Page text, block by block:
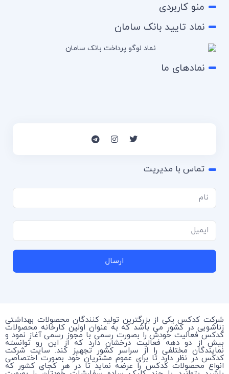
منو کاربردی
نماد تایید بانک سامان
نمادهای ما
تماس با مدیریت
ارسال
شرکت کدکس یکی از بزرگترین تولید کنندگان محصولات بهداشتی
زناشویی در کشور می باشد که به عنوان اولین کارخانه محصولات
کدکس فعالیت خودش را بصورت رسمی با مجوز رسمی آغاز نمود و
بیش از دو دهه فعالیت درخشان دارد که از این رو توانسته
نمایندگان مختلفی را از سراسر کشور تجهیز کند. سایت شرکت
کدکس در نظر دارد تا برای عموم مشتریان خود بصورت اختصاصی
انواع محصولات کدکس را عرضه نماید تا در هر کجای کشور که